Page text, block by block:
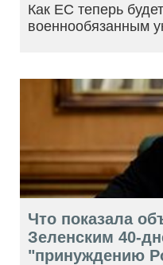
Как ЕС теперь
военнообязанным
Что показала
Зеленским 40-
"принуждению